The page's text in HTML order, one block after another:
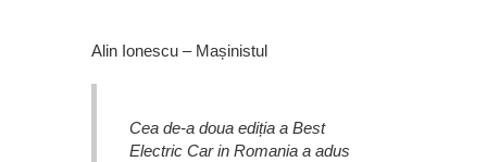
Alin Ionescu – Mașinistul
Cea de-a doua ediția a Best
Electric Car in Romania a adus